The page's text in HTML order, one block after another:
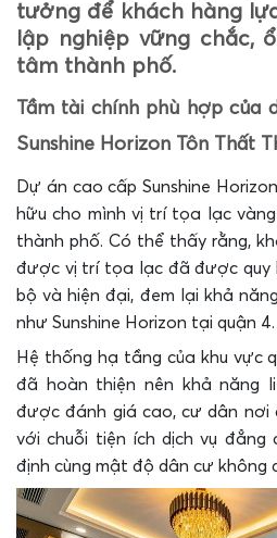
tưởng để khách hàng
lập nghiệp vững chắc,
tâm thành phố.
Tầm tài chính phù hợp của
Sunshine Horizon Tôn Thất
Dự án cao cấp Sunshine
hữu cho mình vị trí tọa lạc
thành phố. Có thể thấy rằng,
được vị trí tọa lạc đã được quy
bộ và hiện đại, đem lại khả
như Sunshine Horizon tại quận 4.
Hệ thống hạ tầng của khu vực
đã hoàn thiện nên khả năng
được đánh giá cao, cư dân nơi
với chuỗi tiện ích dịch vụ đẳng
định cùng mật độ dân cư không